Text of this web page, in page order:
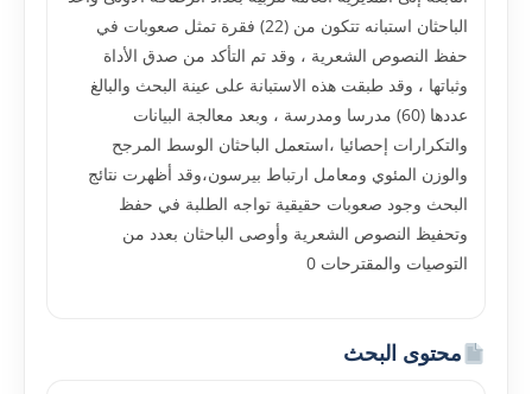
الباحثان استبانه تتكون من (22) فقرة تمثل صعوبات في
حفظ النصوص الشعرية ، وقد تم التأكد من صدق الأداة
وثباتها ، وقد طبقت هذه الاستبانة على عينة البحث والبالغ
عددها (60) مدرسا ومدرسة ، وبعد معالجة البيانات
والتكرارات إحصائيا ،استعمل الباحثان الوسط المرجح
والوزن المئوي ومعامل ارتباط بيرسون،وقد أظهرت نتائج
البحث وجود صعوبات حقيقية تواجه الطلبة في حفظ
وتحفيظ النصوص الشعرية وأوصى الباحثان بعدد من
التوصيات والمقترحات 0
محتوى البحث